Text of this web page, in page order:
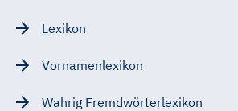
Lexikon
Vornamenlexikon
Wahrig Fremdwörterlexikon